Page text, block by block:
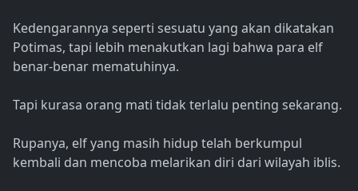
Kedengarannya seperti sesuatu yang akan dikatakan
Potimas, tapi lebih menakutkan lagi bahwa para elf
benar-benar mematuhinya.
Tapi kurasa orang mati tidak terlalu penting sekarang.
Rupanya, elf yang masih hidup telah berkumpul
kembali dan mencoba melarikan diri dari wilayah iblis.